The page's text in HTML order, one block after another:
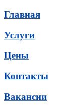
Главная
Услуги
Цены
Контакты
Вакансии